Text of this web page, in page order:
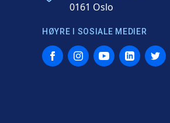
0161 Oslo
HØYRE I SOSIALE MEDIER
FacebookInstagramYouTubeLinkedInTwitter